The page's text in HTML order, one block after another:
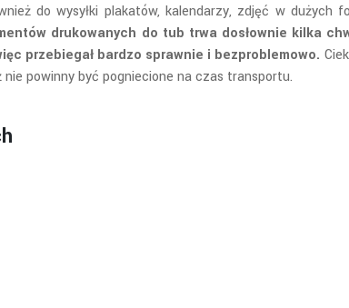
do wysyłki plakatów, kalendarzy, zdjęć w
drukowanych do tub trwa dosłownie kilka
przebiegał bardzo sprawnie i bezproblemowo.
powinny być pogniecione na czas transportu.